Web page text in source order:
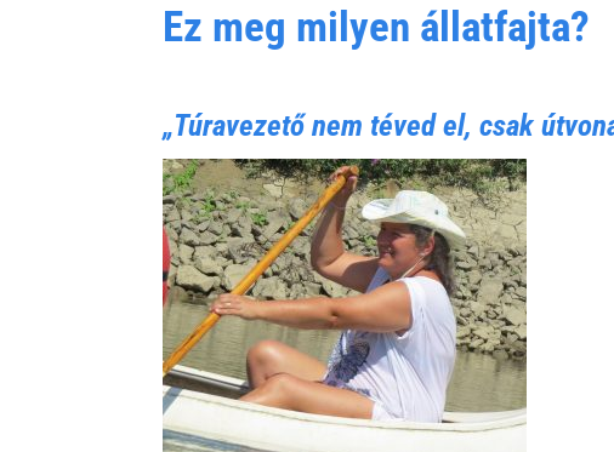
Ez meg milyen állatfajta?
„Túravezető nem téved el, csak